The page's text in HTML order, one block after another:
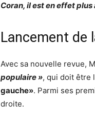
Coran, il est en effet plus
Lancement de
Avec sa nouvelle revue,
populaire », qui doit être
gauche». Parmi ses
droite.